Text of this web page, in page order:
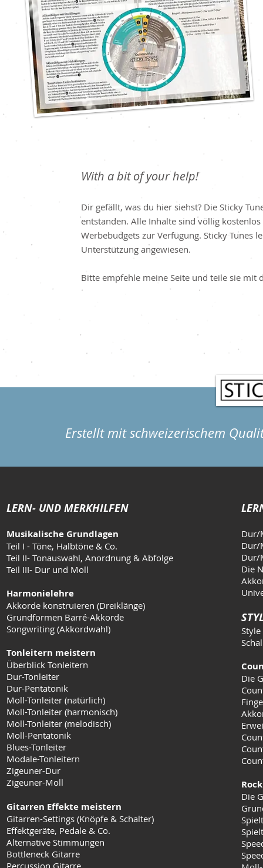
With a bit of your help!
Dir gefällt, was du hier siehst? Die Sticky
entstanden. Alle Inhalte sind völlig
Werbebudgets zur Verfügung. Sticky Tunes
Unterstützung angewiesen.
Bitte empfehle meine Seite und teile sie mit
Erstellt mit schweizerischem
LERN- UND MERKHILFEN
Musikalische Grundlagen
Teil I - Töne, Halbtöne & Co.
Teil II- Tonauswahl, Anordnung & Abfolge
Teil III- Dur und Moll
Harmonielehre
Akkorde konstruieren (Dreiklänge)
Grundformen Barré-Akkorde
Songwriting (Akkordwahl)
Tonleitern meistern
Überblick Tonleitern
Dur-Tonleiter
Dur-Pentatonik
Moll-Tonleiter (natürlich)
Moll-Tonleiter (harmonisch)
Moll-Tonleiter (melodisch)
Moll-Pentatonik
Blues-Tonleiter
Modale-Tonleitern
Zigeuner-Dur
Zigeuner-Moll
Gitarren Effekte meistern
Gitarren-Settings (Knöpfe & Schalter)
Effektgeräte, Pedale & Co.
Alternative Stimmungen
Bottleneck Gitarre
Percussion Gitarre
Dur/
Dur/
Dur/
Die
Die
Die